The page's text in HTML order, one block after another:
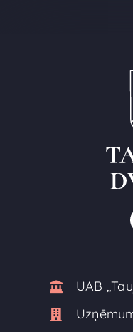
UAB